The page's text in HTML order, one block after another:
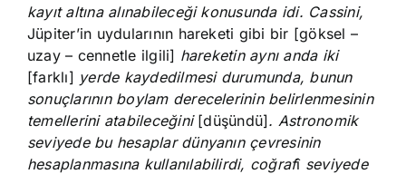
kayıt altına alınabileceği konusunda idi. Cassini,
Jüpiter’in uydularının hareketi gibi bir [göksel –
uzay – cennetle ilgili] hareketin aynı anda iki
[farklı] yerde kaydedilmesi durumunda, bunun
sonuçlarının boylam derecelerinin belirlenmesinin
temellerini atabileceğini [düşündü]. Astronomik
seviyede bu hesaplar dünyanın çevresinin
hesaplanmasına kullanılabilirdi, coğrafîseviyede